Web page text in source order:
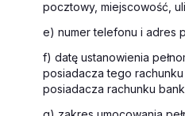
pocztowy, miejscowość,
e) numer telefonu i adres
f) datę ustanowienia
posiadacza tego
posiadacza rachunku